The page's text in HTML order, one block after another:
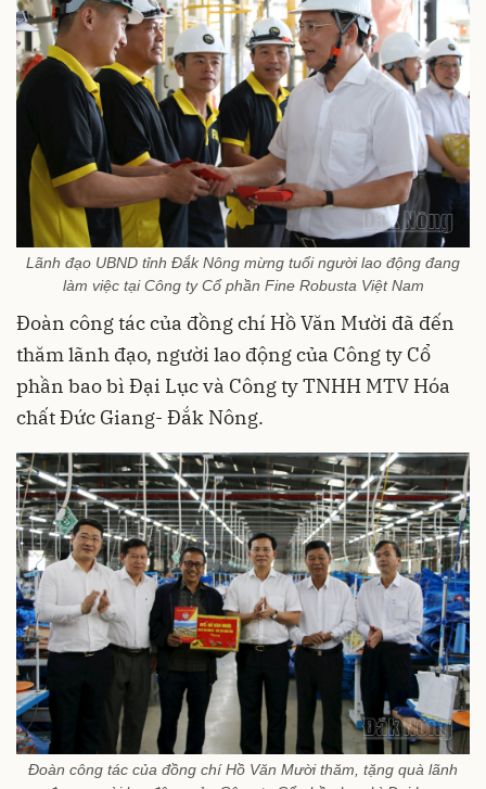
Lãnh đạo UBND tỉnh Đắk Nông mừng tuổi người lao động đang
làm việc tại Công ty Cổ phần Fine Robusta Việt Nam
Đoàn công tác của đồng chí Hồ Văn Mười đã đến
thăm lãnh đạo, người lao động của Công ty Cổ
phần bao bì Đại Lục và Công ty TNHH MTV Hóa
chất Đức Giang- Đắk Nông.
Đoàn công tác của đồng chí Hồ Văn Mười thăm, tặng quà lãnh